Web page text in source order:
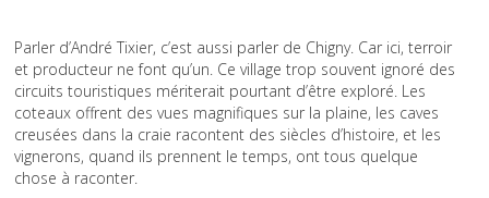
Parler d’André Tixier, c’est aussi parler de Chigny. Car ici, terroir
et producteur ne font qu’un. Ce village trop souvent ignoré des
circuits touristiques mériterait pourtant d’être exploré. Les
coteaux offrent des vues magnifiques sur la plaine, les caves
creusées dans la craie racontent des siècles d’histoire, et les
vignerons, quand ils prennent le temps, ont tous quelque
chose à raconter.